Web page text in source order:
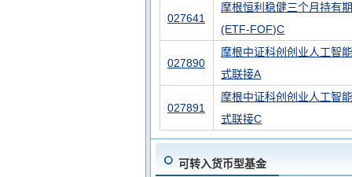
027641
摩根恒利稳健三个月持有
(ETF-FOF)C
027890
摩根中证科创创业人工智
式联接A
027891
摩根中证科创创业人工智
式联接C
可转入货币型基金